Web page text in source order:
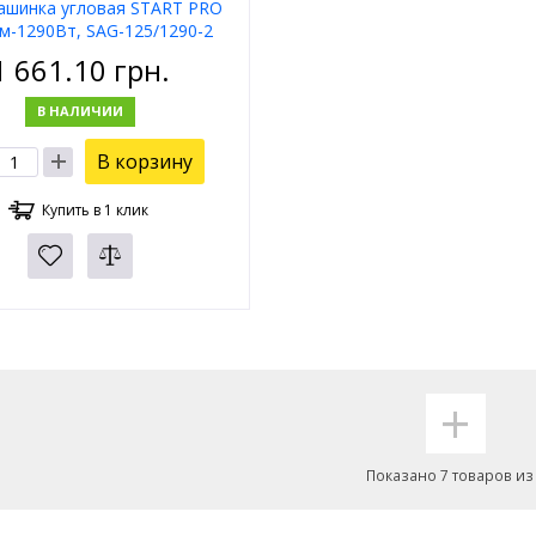
угловая START PRO
1290Вт, SAG-125/1290-2
661.10 грн.
В НАЛИЧИИ
В корзину
Купить в 1 клик
+
Показано 7 товаров из